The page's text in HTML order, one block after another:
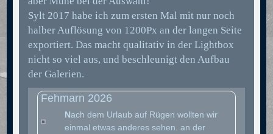
Sylt 2017 habe ich zum ersten Mal mit nur noch
halber Auflösung von 1200Px an der langen Seite
exportiert. Das macht qualitativ in der Lightbox
nicht so viel aus, und beschleunigt den Aufbau
der Galerien.
Fehmarn 2026
Nach dem Urlaub auf Rügen wollten wir
einmal etwas anderes sehen. an der